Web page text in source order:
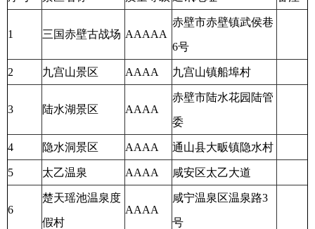
1 三国赤壁古战场 AAAAA
赤壁市赤壁镇武侯巷
6号
2 九宫山景区 AAAA 九宫山镇船埠村
3 陆水湖景区 AAAA
赤壁市陆水花园陆管
委
4 隐水洞景区 AAAA 通山县大畈镇隐水村
5 太乙温泉 AAAA 咸安区太乙大道
6
楚天瑶池温泉度
假村
AAAA
咸宁温泉区温泉路3
号